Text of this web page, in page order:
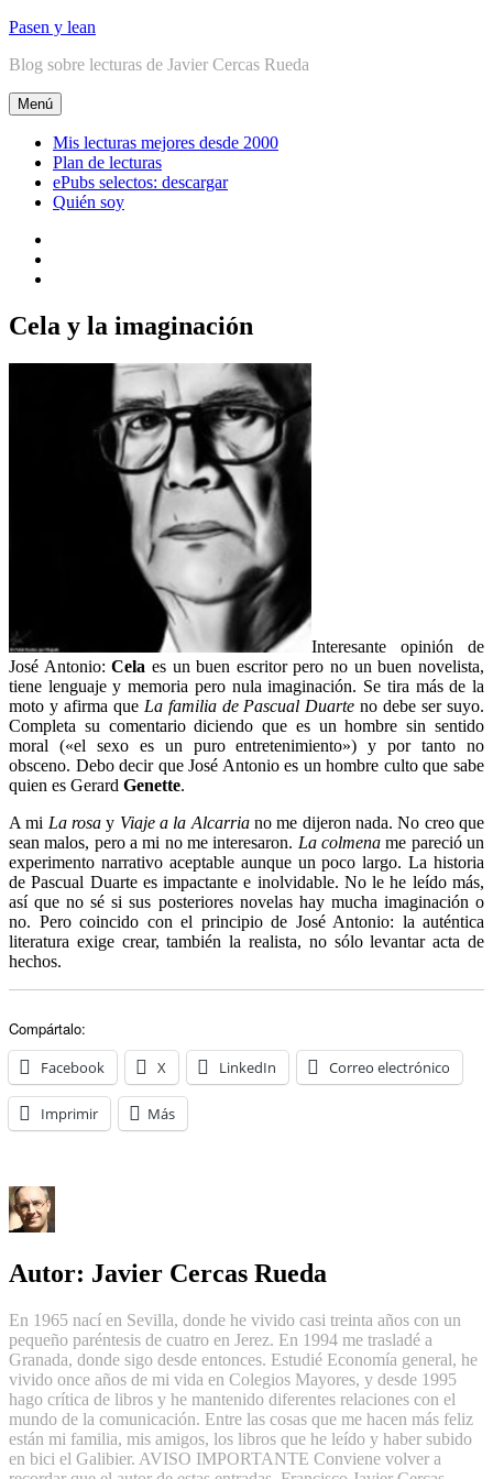
Ir
contenido
Pasen y lean
Blog sobre lecturas de Javier Cercas Rueda
Menú
Mis lecturas mejores desde 2000
Plan de lecturas
ePubs selectos: descargar
Quién soy
Cela y la imaginación
Interesante opinión de
José Antonio:Cela es un buen escritor pero no un buen novelista,
tiene lenguaje y memoria pero nula imaginación. Se tira más de la
moto y afirma que La familia de Pascual Duarte no debe ser suyo.
Completa su comentario diciendo que es un hombre sin sentido
moral («el sexo es un puro entretenimiento») y por tanto no
obsceno. Debo decir que José Antonio es un hombre culto que sabe
quien es Gerard Genette.
A mi La rosa y Viaje a la Alcarriano me dijeron nada. No creo que
sean malos, pero a mi no me interesaron. La colmena me pareció un
experimento narrativo aceptable aunque un poco largo. La historia
de Pascual Duarte es impactante e inolvidable. No le he leído más,
así que no sé si sus posteriores novelas hay mucha imaginación o
no. Pero coincido con el principio de José Antonio: la auténtica
literatura exige crear, también la realista, no sólo levantar acta de
hechos.
Compártalo:
Facebook X LinkedIn Correo electrónico
Imprimir Más
Autor: Javier Cercas Rueda
En 1965 nací en Sevilla, donde he vivido casi treinta años con un
pequeño paréntesis de cuatro en Jerez. En 1994 me trasladé a
Granada, donde sigo desde entonces. Estudié Economía general, he
vivido once años de mi vida en Colegios Mayores, y desde 1995
hago crítica de libros y he mantenido diferentes relaciones con el
mundo de la comunicación. Entre las cosas que me hacen más feliz
están mi familia, mis amigos, los libros que he leído y haber subido
en bici el Galibier. AVISO IMPORTANTE Conviene volver a